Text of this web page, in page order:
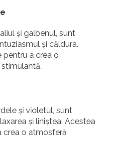
și galbenul, sunt
și căldura.
a crea o
și violetul, sunt
și liniștea. Acestea
crea o atmosferă